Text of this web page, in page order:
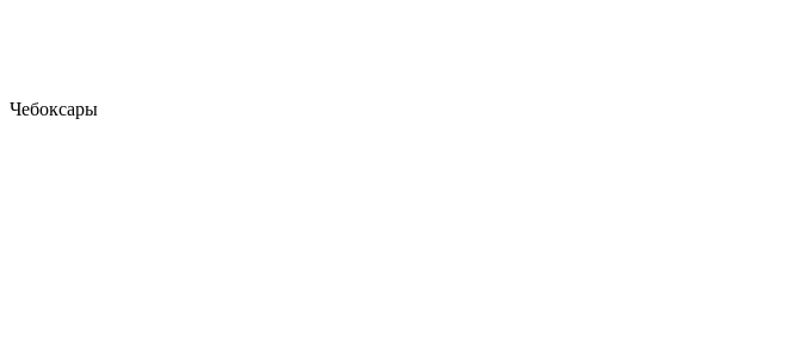
Чебоксары